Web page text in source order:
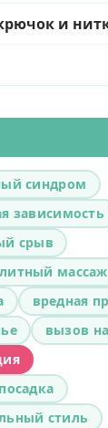
и
синдром
зависимость
срыв
массаж
вредная
вызов
стиль